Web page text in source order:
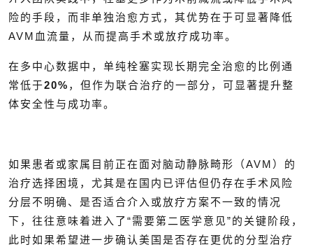
险的手段，而非单独治愈方式，其优势在于可显著降低
AVM血流量，从而提高手术或放疗成功率。
在多中心数据中，单纯栓塞实现长期完全治愈的比例通
常低于20% ，但作为联合治疗的一部分，可显著提升整
体安全性与成功率。
如果患者或家属目前正在面对脑动静脉畸形（AVM）的
治疗选择困境，尤其是在国内已评估但仍存在手术风险
分层不明确、是否适合介入或放疗方案不一致的情况
下，往往意味着进入了“需要第二医学意见”的关键阶段，
此时如果希望进一步确认美国是否存在更优的分型治疗